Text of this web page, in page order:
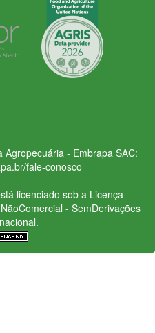
Agropecuária - Embrapa SAC:
fale-conosco
licenciado sob a Licença
- SemDerivações